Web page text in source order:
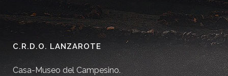
C.R.D.O. LANZAROTE
Casa-Museo del Campesino.